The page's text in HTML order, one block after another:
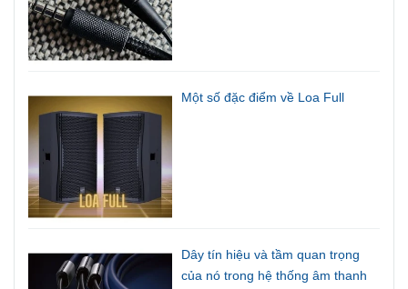
Một số đặc điểm về Loa Full
Dây tín hiệu và tầm quan trọng
của nó trong hệ thống âm thanh